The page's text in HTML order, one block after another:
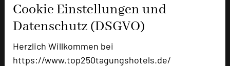
Cookie Einstellungen und
Datenschutz (DSGVO)
Herzlich Willkommen bei
https://www.top250tagungshotels.de/